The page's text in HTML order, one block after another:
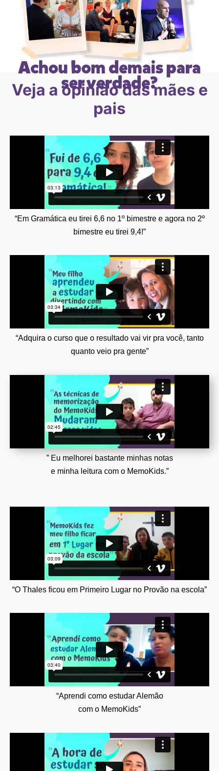
Achou bom demais para
ser verdade?
Veja a opinião das mães e
pais
“Em Gramática eu tirei 6,6 no 1º bimestre e agora no 2º
bimestre eu tirei 9,4!”
“Adquira o curso que o resultado vai vir pra você, tanto
quanto veio pra gente”
” Eu melhorei bastante minhas notas
e minha leitura com o MemoKids.”
“O Thales ficou em Primeiro Lugar no Provão na escola”
“Aprendi como estudar Alemão
com o MemoKids”